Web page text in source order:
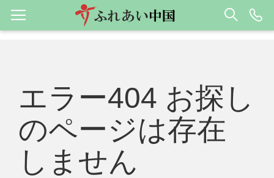
エラー404 お探し
のページは存在
しません